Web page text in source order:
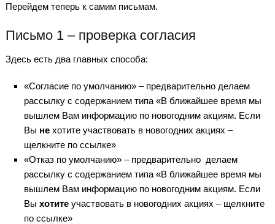
Перейдем теперь к самим письмам.
Письмо 1 – проверка согласия
Здесь есть два главных способа:
«Согласие по умолчанию» – предварительно делаем
рассылку с содержанием типа «В ближайшее время мы
вышлем Вам информацию по новогодним акциям. Если
Вы нехотите участвовать в новогодних акциях –
щелкните по ссылке»
«Отказ по умолчанию» – предварительно делаем
рассылку с содержанием типа «В ближайшее время мы
вышлем Вам информацию по новогодним акциям. Если
Вы хотитеучаствовать в новогодних акциях – щелкните
по ссылке»